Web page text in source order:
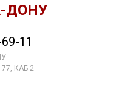
ДОНУ
11
КАБ 2